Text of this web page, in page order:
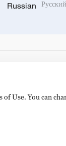
Russian Русский
Use. You can